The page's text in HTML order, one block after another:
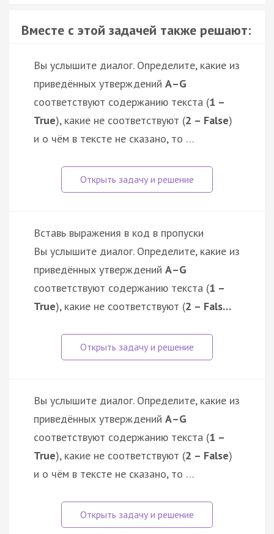
Вместе с этой задачей также решают:
Вы услышите диалог. Определите, какие из
приведённых утверждений А–G
соответствуют содержанию текста (1 –
True), какие не соответствуют (2 – False)
и о чём в тексте не сказано, то …
Вставь выражения в код в пропуски
Вы услышите диалог. Определите, какие из
приведённых утверждений А–G
соответствуют содержанию текста (1 –
True), какие не соответствуют (2 – Fals…
Вы услышите диалог. Определите, какие из
приведённых утверждений А–G
соответствуют содержанию текста (1 –
True), какие не соответствуют (2 – False)
и о чём в тексте не сказано, то …